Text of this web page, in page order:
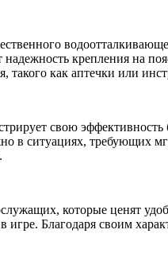
надежность крепления на
такого как аптечки или
свою
в ситуациях, требующих
которые ценят
Благодаря своим